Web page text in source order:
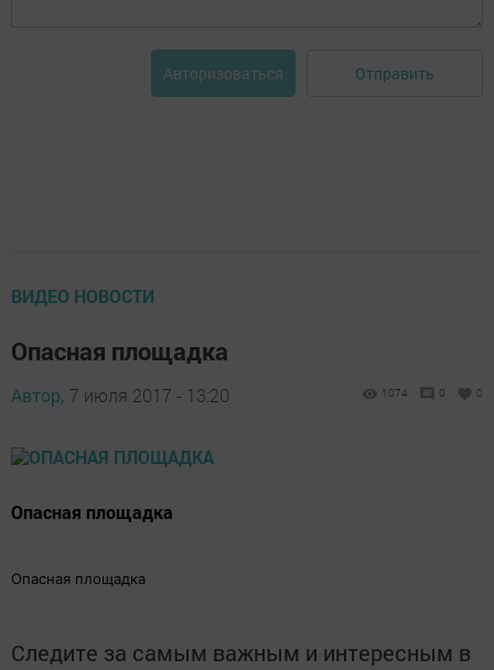
Авторизоваться Отправить
ВИДЕО НОВОСТИ
Опасная площадка
Автор, 7 июля 2017 - 13:20 1074 0 0
Опасная площадка
Опасная площадка
Следите за самым важным и интересным в